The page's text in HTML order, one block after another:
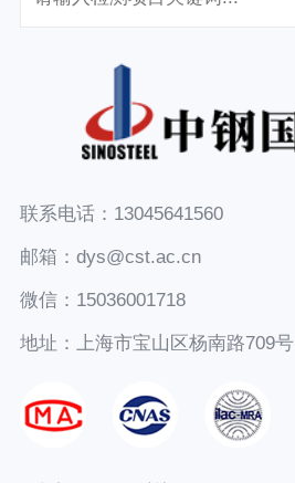
联系电话：13045641560
邮箱：dys@cst.ac.cn
微信：15036001718
地址：上海市宝山区杨南路709号